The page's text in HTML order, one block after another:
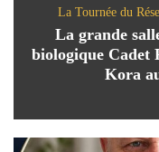
La Tournée du
La grande
biologique Cadet
Kora